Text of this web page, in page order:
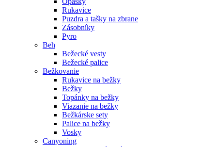
Rukavice
Puzdra a tašky na zbrane
Zásobníky
Pyro
Beh
Bežecké vesty
Bežecké palice
Bežkovanie
Rukavice na bežky
Bežky
Topánky na bežky
Viazanie na bežky
Bežkárske sety
Palice na bežky
Vosky
Canyoning